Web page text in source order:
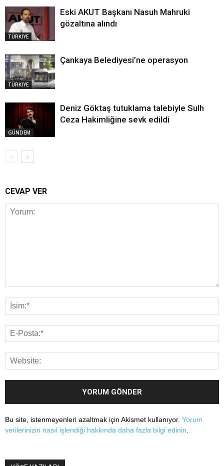
TÜRKİYE
Eski AKUT Başkanı Nasuh Mahruki
gözaltına alındı
TÜRKİYE
Çankaya Belediyesi’ne operasyon
GÜNDEM
Deniz Göktaş tutuklama talebiyle Sulh
Ceza Hakimliğine sevk edildi
CEVAP VER
Bu site, istenmeyenleri azaltmak için Akismet kullanıyor. Yorum
verilerinizin nasıl işlendiği hakkında daha fazla bilgi edinin